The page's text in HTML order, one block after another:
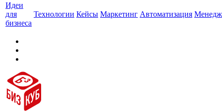
Идеи
для
бизнеса
Технологии Кейсы Маркетинг Автоматизация